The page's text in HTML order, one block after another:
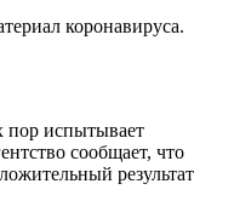
коронавируса.
пор испытывает
сообщает, что
результат